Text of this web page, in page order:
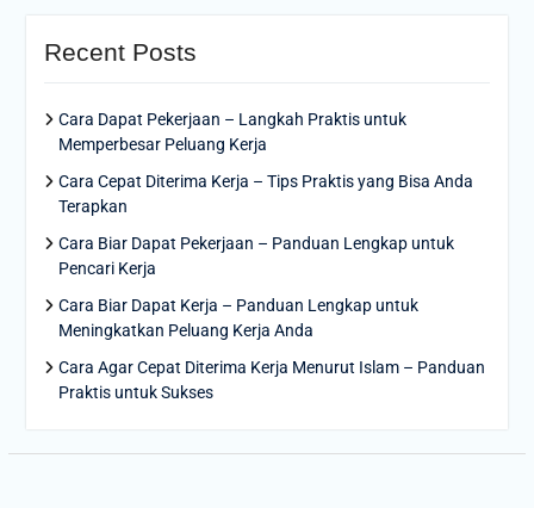
Recent Posts
Cara Dapat Pekerjaan – Langkah Praktis untuk
Memperbesar Peluang Kerja
Cara Cepat Diterima Kerja – Tips Praktis yang Bisa Anda
Terapkan
Cara Biar Dapat Pekerjaan – Panduan Lengkap untuk
Pencari Kerja
Cara Biar Dapat Kerja – Panduan Lengkap untuk
Meningkatkan Peluang Kerja Anda
Cara Agar Cepat Diterima Kerja Menurut Islam – Panduan
Praktis untuk Sukses